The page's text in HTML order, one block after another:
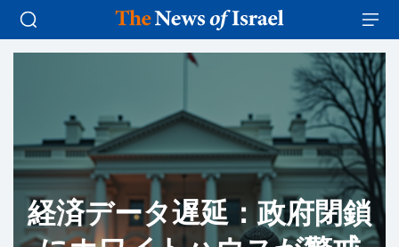
経済データ遅延：政府閉鎖